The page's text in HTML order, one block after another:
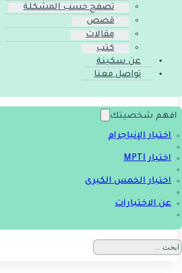
تصفح حسب المشكلة
قصص
مقالات
كتب
عن سكينة
تواصل معنا
افهم شخصيتك
اختبار الإنياجرام
اختبار MPTI
اختبار الخمس الكبرى
عن الاختبارات